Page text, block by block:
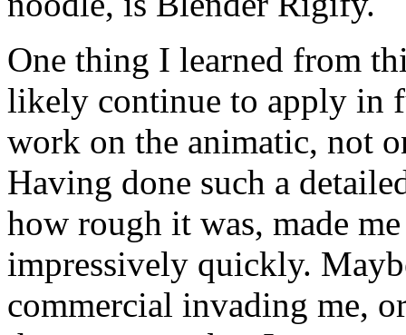
One thing I learned from
likely continue to apply in
work on the animatic, not
Having done such a
how rough it was, made
impressively quickly.
commercial invading me,